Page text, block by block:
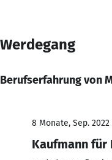
Werdegang
Berufserfahrung von
8 Monate, Sep. 2022
Kaufmann für